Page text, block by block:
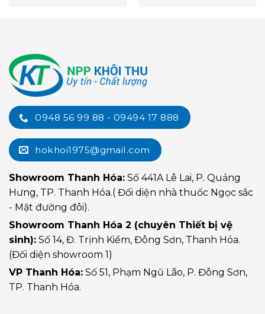
0948 56 99 88 - 09494 17 888
hokhoi1975@gmail.com
Showroom Thanh Hóa: Số 441A Lê Lai, P. Quảng
Hưng, TP. Thanh Hóa.( Đối diện nhà thuốc Ngọc sắc
- Mặt đường đôi).
Showroom Thanh Hóa 2 (chuyên Thiết bị vệ
sinh): Số 14, Đ. Trịnh Kiểm, Đông Sơn, Thanh Hóa.
(Đối diện showroom 1)
VP Thanh Hóa: Số 51, Phạm Ngũ Lão, P. Đông Sơn,
TP. Thanh Hóa.